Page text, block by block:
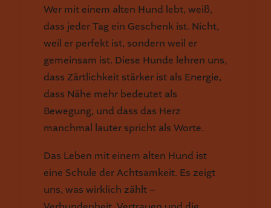
Wer mit einem alten Hund lebt, weiß,
dass jeder Tag ein Geschenk ist. Nicht,
weil er perfekt ist, sondern weil er
gemeinsam ist. Diese Hunde lehren uns,
dass Zärtlichkeit stärker ist als Energie,
dass Nähe mehr bedeutet als
Bewegung, und dass das Herz
manchmal lauter spricht als Worte.
Das Leben mit einem alten Hund ist
eine Schule der Achtsamkeit. Es zeigt
uns, was wirklich zählt –